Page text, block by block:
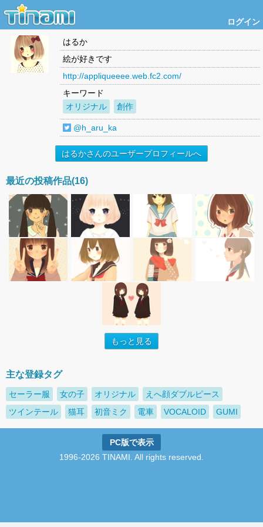
ログイン
はるか
絵が好きです
http://appliqueeee.web.fc2.com/
キーワード
オリジナル
創作
@h_aru_ka
はるかさんのユーザープロフィールへ
最近の投稿作品(16)
もっと見る
主な登録タグ
セーラー服 女の子 オリジナル
えへ顔ダブルピース
ツインテール
猫耳 初音ミク 電車 VOCALOID GUMI
PC版で表示
1996-2026 TINAMI. All rights reserved.